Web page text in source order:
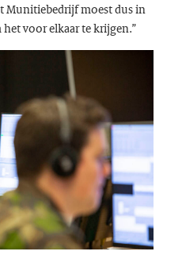
Munitiebedrijf moest dus in
voor elkaar te krijgen.”